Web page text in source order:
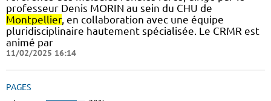
professeur Denis MORIN au sein du CHU de
Montpellier, en collaboration avec une équipe
pluridisciplinaire hautement spécialisée. Le CRMR est
animé par
11/02/2025 16:14
PAGES